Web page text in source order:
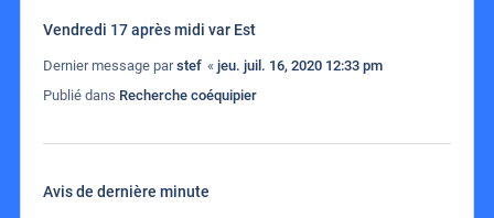
Vendredi 17 après midi var Est
Dernier message parstef « jeu. juil. 16, 2020 12:33 pm
Publié dans Recherche coéquipier
Avis de dernière minute